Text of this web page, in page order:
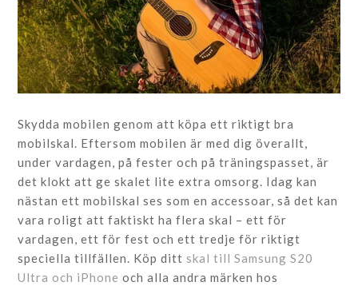
Skydda mobilen genom att köpa ett riktigt bra
mobilskal. Eftersom mobilen är med dig överallt,
under vardagen, på fester och på träningspasset, är
det klokt att ge skalet lite extra omsorg. Idag kan
nästan ett mobilskal ses som en accessoar, så det kan
vara roligt att faktiskt ha flera skal – ett för
vardagen, ett för fest och ett tredje för riktigt
speciella tillfällen. Köp ditt skal till Samsung S20
Ultra och iPhone och alla andra märken hos